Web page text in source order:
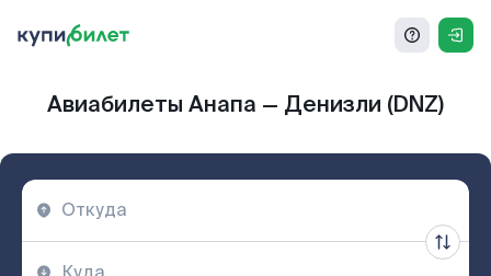
Авиабилеты Анапа — Денизли (DNZ)